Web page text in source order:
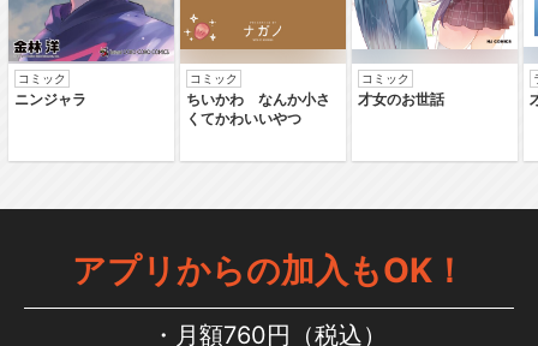
コミック
ニンジャラ
コミック
ちいかわ なんか小さ
くてかわいいやつ
コミック
才女のお世話
アプリからの加入もOK！
月額760円（税込）